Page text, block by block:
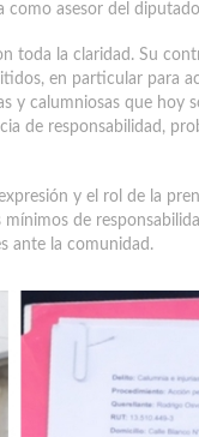
como asesor del
toda la claridad. Su
en particular para
y calumniosas que hoy
de responsabilidad,
y el rol de la
de
ante la comunidad.